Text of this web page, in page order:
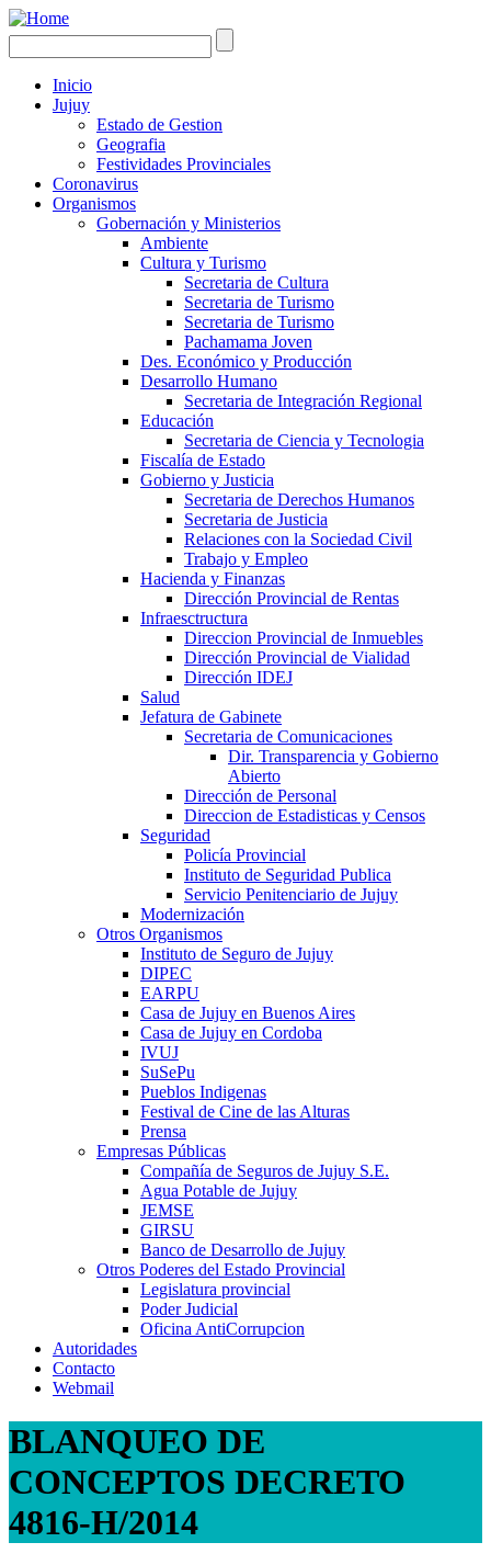
Inicio
Jujuy
Estado de Gestion
Geografia
Festividades Provinciales
Coronavirus
Organismos
Gobernación y Ministerios
Ambiente
Cultura y Turismo
Secretaria de Cultura
Secretaria de Turismo
Secretaria de Turismo
Pachamama Joven
Des. Económico y Producción
Desarrollo Humano
Secretaria de Integración Regional
Educación
Secretaria de Ciencia y Tecnologia
Fiscalía de Estado
Gobierno y Justicia
Secretaria de Derechos Humanos
Secretaria de Justicia
Relaciones con la Sociedad Civil
Trabajo y Empleo
Hacienda y Finanzas
Dirección Provincial de Rentas
Infraesctructura
Direccion Provincial de Inmuebles
Dirección Provincial de Vialidad
Dirección IDEJ
Salud
Jefatura de Gabinete
Secretaria de Comunicaciones
Dir. Transparencia y Gobierno
Abierto
Dirección de Personal
Direccion de Estadisticas y Censos
Seguridad
Policía Provincial
Instituto de Seguridad Publica
Servicio Penitenciario de Jujuy
Modernización
Otros Organismos
Instituto de Seguro de Jujuy
DIPEC
EARPU
Casa de Jujuy en Buenos Aires
Casa de Jujuy en Cordoba
IVUJ
SuSePu
Pueblos Indigenas
Festival de Cine de las Alturas
Prensa
Empresas Públicas
Compañía de Seguros de Jujuy S.E.
Agua Potable de Jujuy
JEMSE
GIRSU
Banco de Desarrollo de Jujuy
Otros Poderes del Estado Provincial
Legislatura provincial
Poder Judicial
Oficina AntiCorrupcion
Autoridades
Contacto
Webmail
BLANQUEO DE
CONCEPTOS DECRETO
4816-H/2014